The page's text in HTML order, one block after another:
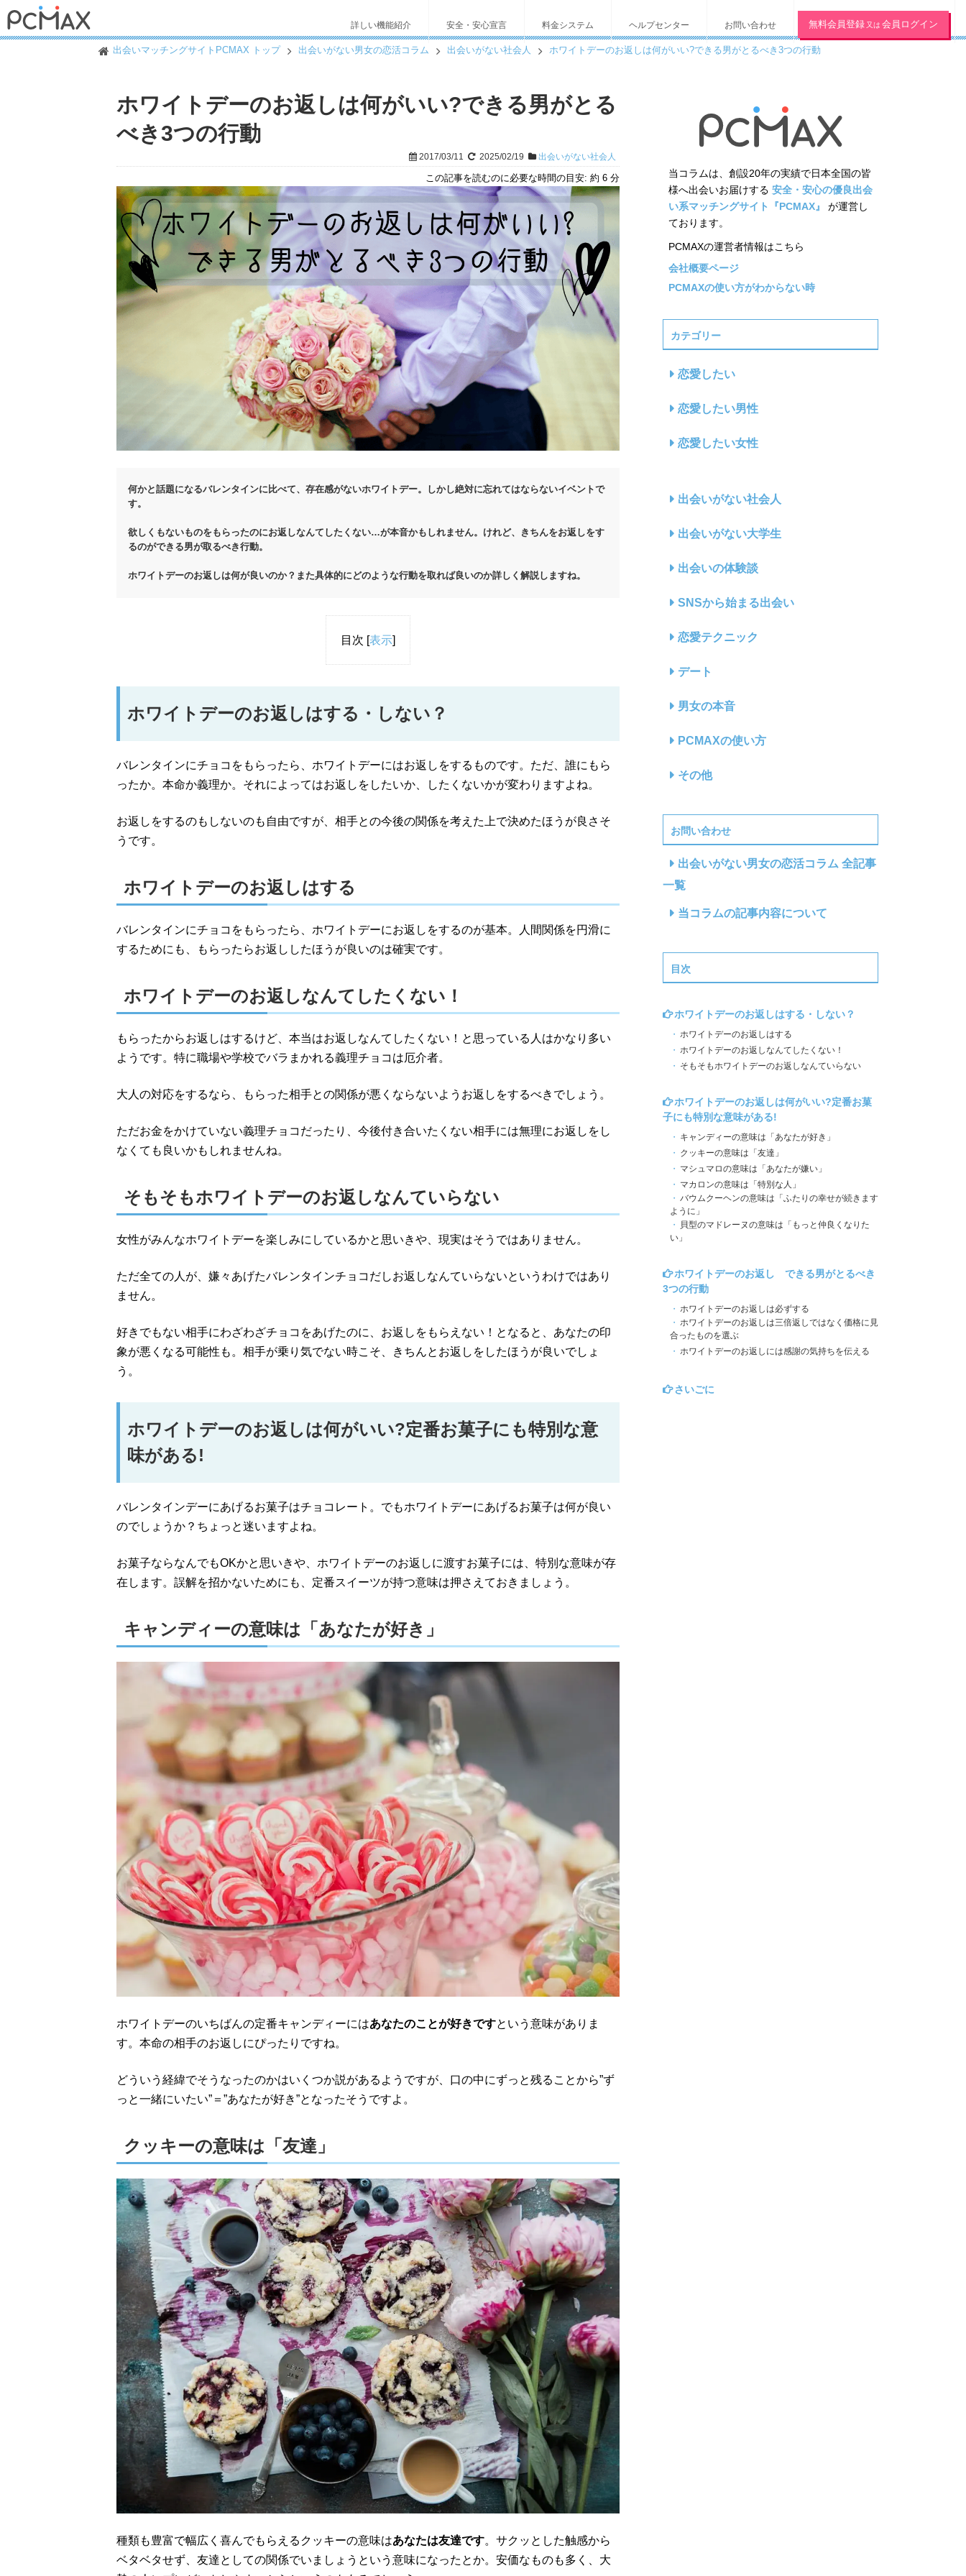
詳しい機能紹介 安全・安心宣言 料金システム ヘルプセンター お問い合わせ 無料会員登録 又は 会員ログイン
出会いマッチングサイトPCMAX トップ 出会いがない男女の恋活コラム 出会いがない社会人 ホワイトデーのお返しは何がいい?できる男がとるべき3つの行動
ホワイトデーのお返しは何がいい?できる男がとる
べき3つの行動
2017/03/11 2025/02/19 出会いがない社会人
この記事を読むのに必要な時間の目安: 約 6 分
何かと話題になるバレンタインに比べて、存在感がないホワイトデー。しかし絶対に忘れてはならないイベントで
す。
欲しくもないものをもらったのにお返しなんてしたくない…が本音かもしれません。けれど、きちんをお返しをす
るのができる男が取るべき行動。
ホワイトデーのお返しは何が良いのか？また具体的にどのような行動を取れば良いのか詳しく解説しますね。
目次 [表示]
ホワイトデーのお返しはする・しない？
バレンタインにチョコをもらったら、ホワイトデーにはお返しをするものです。ただ、誰にもら
ったか。本命か義理か。それによってはお返しをしたいか、したくないかが変わりますよね。
お返しをするのもしないのも自由ですが、相手との今後の関係を考えた上で決めたほうが良さそ
うです。
ホワイトデーのお返しはする
バレンタインにチョコをもらったら、ホワイトデーにお返しをするのが基本。人間関係を円滑に
するためにも、もらったらお返ししたほうが良いのは確実です。
ホワイトデーのお返しなんてしたくない！
もらったからお返しはするけど、本当はお返しなんてしたくない！と思っている人はかなり多い
ようです。特に職場や学校でバラまかれる義理チョコは厄介者。
大人の対応をするなら、もらった相手との関係が悪くならないようお返しをするべきでしょう。
ただお金をかけていない義理チョコだったり、今後付き合いたくない相手には無理にお返しをし
なくても良いかもしれませんね。
そもそもホワイトデーのお返しなんていらない
女性がみんなホワイトデーを楽しみにしているかと思いきや、現実はそうではありません。
ただ全ての人が、嫌々あげたバレンタインチョコだしお返しなんていらないというわけではあり
ません。
好きでもない相手にわざわざチョコをあげたのに、お返しをもらえない！となると、あなたの印
象が悪くなる可能性も。相手が乗り気でない時こそ、きちんとお返しをしたほうが良いでしょ
う。
ホワイトデーのお返しは何がいい?定番お菓子にも特別な意
味がある!
バレンタインデーにあげるお菓子はチョコレート。でもホワイトデーにあげるお菓子は何が良い
のでしょうか？ちょっと迷いますよね。
お菓子ならなんでもOKかと思いきや、ホワイトデーのお返しに渡すお菓子には、特別な意味が存
在します。誤解を招かないためにも、定番スイーツが持つ意味は押さえておきましょう。
キャンディーの意味は「あなたが好き」
ホワイトデーのいちばんの定番キャンディーにはあなたのことが好きですという意味がありま
す。本命の相手のお返しにぴったりですね。
どういう経緯でそうなったのかはいくつか説があるようですが、口の中にずっと残ることから”ず
っと一緒にいたい”＝”あなたが好き”となったそうですよ。
クッキーの意味は「友達」
種類も豊富で幅広く喜んでもらえるクッキーの意味はあなたは友達です。サクッとした触感から
ベタベタせず、友達としての関係でいましょうという意味になったとか。安価なものも多く、大
当コラムは、創設20年の実績で日本全国の皆
様へ出会いお届けする 安全・安心の優良出会
い系マッチングサイト『PCMAX』
が運営し
ております。
PCMAXの運営者情報はこちら
会社概要ページ
PCMAXの使い方がわからない時
カテゴリー
恋愛したい
恋愛したい男性
恋愛したい女性
出会いがない社会人
出会いがない大学生
出会いの体験談
SNSから始まる出会い
恋愛テクニック
デート
男女の本音
PCMAXの使い方
その他
お問い合わせ
出会いがない男女の恋活コラム 全記事
一覧
当コラムの記事内容について
目次
ホワイトデーのお返しはする・しない？
ホワイトデーのお返しはする
ホワイトデーのお返しなんてしたくない！
そもそもホワイトデーのお返しなんていらない
ホワイトデーのお返しは何がいい?定番お菓
子にも特別な意味がある!
キャンディーの意味は「あなたが好き」
クッキーの意味は「友達」
マシュマロの意味は「あなたが嫌い」
マカロンの意味は「特別な人」
バウムクーヘンの意味は「ふたりの幸せが続きます
ように」
貝型のマドレーヌの意味は「もっと仲良くなりた
い」
ホワイトデーのお返し できる男がとるべき
3つの行動
ホワイトデーのお返しは必ずする
ホワイトデーのお返しは三倍返しではなく価格に見
合ったものを選ぶ
ホワイトデーのお返しには感謝の気持ちを伝える
さいごに